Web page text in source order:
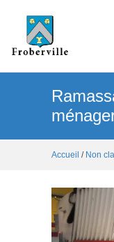
Accueil / Non